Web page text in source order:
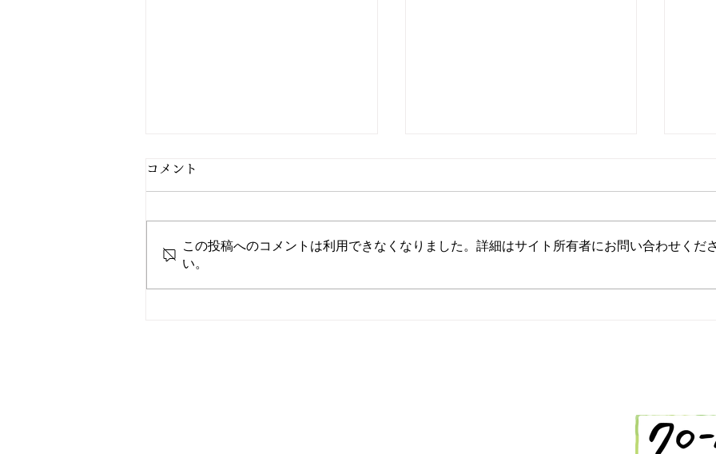
2/27 今日の献立 2/26 今日の献立 2/
コメント
この投稿へのコメントは利用できなくなりました。詳細はサイト所有者にお問い合わせくだ
い。